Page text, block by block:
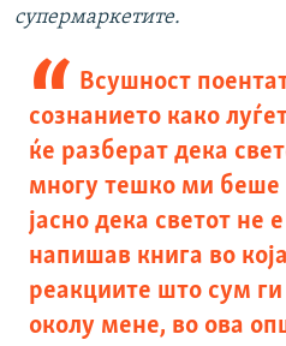
супермаркетите.
Всушност
сознанието како
ќе разберат дека
многу тешко ми беше
јасно дека светот не
напишав книга во
реакциите што сум
околу мене, во ова